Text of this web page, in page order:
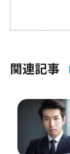
関連記事